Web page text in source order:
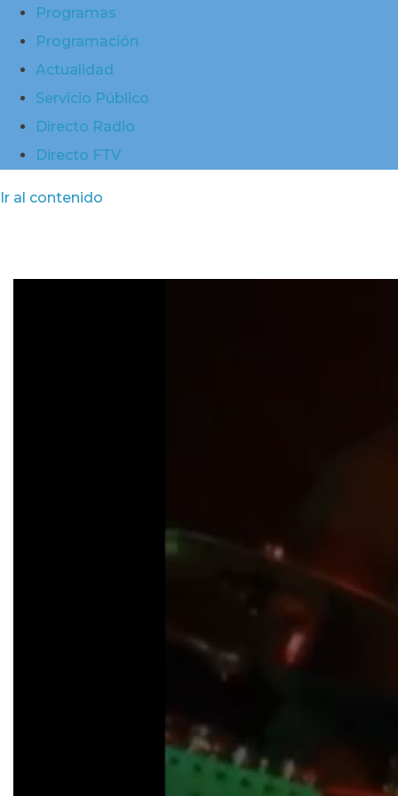
Programas
Programación
Actualidad
Servicio Público
Directo Radio
Directo FTV
Ir al contenido